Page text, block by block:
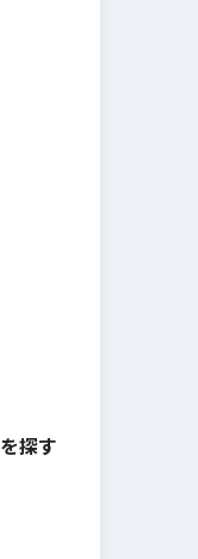
探す